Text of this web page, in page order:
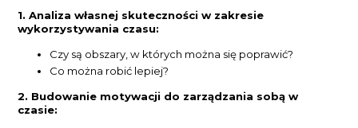
1. Analiza własnej skuteczności w zakresie
wykorzystywania czasu:
Czy są obszary, w których można się poprawić?
Co można robić lepiej?
2. Budowanie motywacji do zarządzania sobą w
czasie: